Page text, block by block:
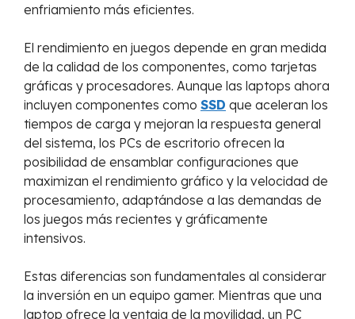
enfriamiento más eficientes.
El rendimiento en juegos depende en gran medida
de la calidad de los componentes, como tarjetas
gráficas y procesadores. Aunque las laptops ahora
incluyen componentes como SSD que aceleran los
tiempos de carga y mejoran la respuesta general
del sistema, los PCs de escritorio ofrecen la
posibilidad de ensamblar configuraciones que
maximizan el rendimiento gráfico y la velocidad de
procesamiento, adaptándose a las demandas de
los juegos más recientes y gráficamente
intensivos.
Estas diferencias son fundamentales al considerar
la inversión en un equipo gamer. Mientras que una
laptop ofrece la ventaja de la movilidad, un PC